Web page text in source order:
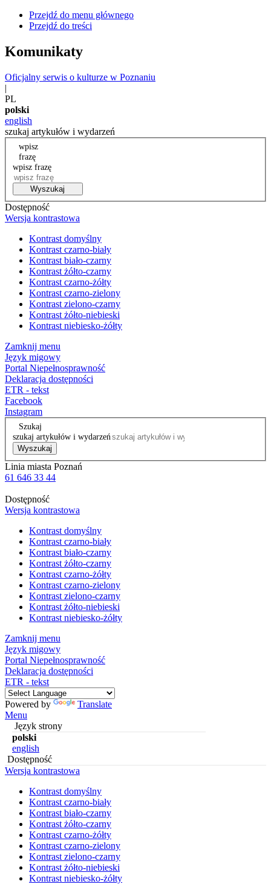
Przejdź do menu głównego
Przejdź do treści
Komunikaty
Oficjalny serwis o kulturze w Poznaniu
|
PL
polski
english
szukaj artykułów i wydarzeń
wpisz
frazę
wpisz frazę
Wyszukaj
Dostępność
Wersja kontrastowa
Kontrast domyślny
Kontrast czarno-biały
Kontrast biało-czarny
Kontrast żółto-czarny
Kontrast czarno-żółty
Kontrast czarno-zielony
Kontrast zielono-czarny
Kontrast żółto-niebieski
Kontrast niebiesko-żółty
Zamknij menu
Język migowy
Portal Niepełnosprawność
Deklaracja dostępności
ETR - tekst
Facebook
Instagram
Szukaj
szukaj artykułów i wydarzeń
Wyszukaj
Linia miasta Poznań
61 646 33 44
Dostępność
Wersja kontrastowa
Kontrast domyślny
Kontrast czarno-biały
Kontrast biało-czarny
Kontrast żółto-czarny
Kontrast czarno-żółty
Kontrast czarno-zielony
Kontrast zielono-czarny
Kontrast żółto-niebieski
Kontrast niebiesko-żółty
Zamknij menu
Język migowy
Portal Niepełnosprawność
Deklaracja dostępności
ETR - tekst
Powered by
Translate
Menu
Język strony
polski
english
Dostępność
Wersja kontrastowa
Kontrast domyślny
Kontrast czarno-biały
Kontrast biało-czarny
Kontrast żółto-czarny
Kontrast czarno-żółty
Kontrast czarno-zielony
Kontrast zielono-czarny
Kontrast żółto-niebieski
Kontrast niebiesko-żółty